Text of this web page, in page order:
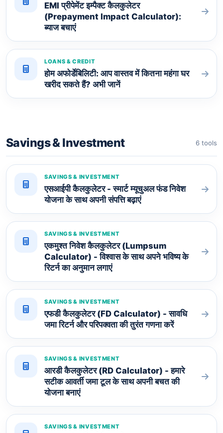
EMI प्रीपेमेंट इम्पैक्ट कैलकुलेटर
(Prepayment Impact Calculator):
ब्याज बचाएं
LOANS & CREDIT
होम अफोर्डेबिलिटी: आप वास्तव में कितना महंगा घर
खरीद सकते हैं? अभी जानें
Savings & Investment 6 tools
SAVINGS & INVESTMENT
एसआईपी कैलकुलेटर - स्मार्ट म्यूचुअल फंड निवेश
योजना के साथ अपनी संपत्ति बढ़ाएं
SAVINGS & INVESTMENT
एकमुश्त निवेश कैलकुलेटर (Lumpsum
Calculator) - विश्वास के साथ अपने भविष्य के
रिटर्न का अनुमान लगाएं
SAVINGS & INVESTMENT
एफडी कैलकुलेटर (FD Calculator) - सावधि
जमा रिटर्न और परिपक्वता की तुरंत गणना करें
SAVINGS & INVESTMENT
आरडी कैलकुलेटर (RD Calculator) - हमारे
सटीक आवर्ती जमा टूल के साथ अपनी बचत की
योजना बनाएं
SAVINGS & INVESTMENT